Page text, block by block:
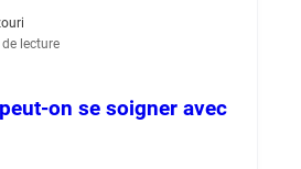
lecture
on se soigner avec